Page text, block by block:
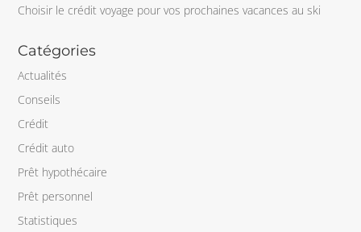
Choisir le crédit voyage pour vos prochaines vacances au ski
Catégories
Actualités
Conseils
Crédit
Crédit auto
Prêt hypothécaire
Prêt personnel
Statistiques